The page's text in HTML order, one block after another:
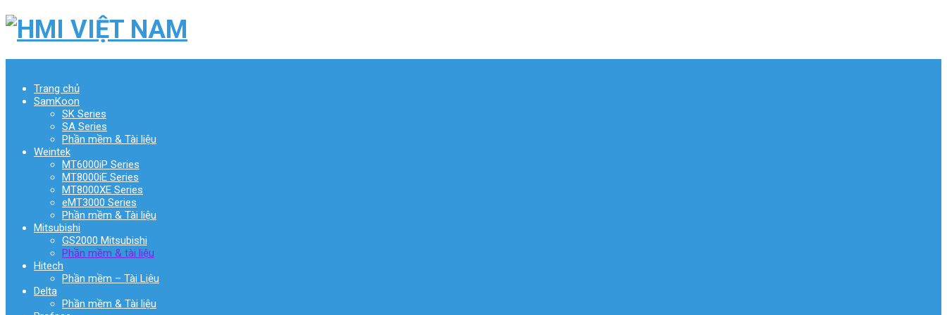
Trang chủ
SamKoon
SK Series
SA Series
Phần mềm & Tài liệu
Weintek
MT6000iP Series
MT8000iE Series
MT8000XE Series
eMT3000 Series
Phần mềm & Tài liệu
Mitsubishi
GS2000 Mitsubishi
Phần mềm & tài liệu
Hitech
Phần mềm – Tài Liệu
Delta
Phần mềm & Tài liệu